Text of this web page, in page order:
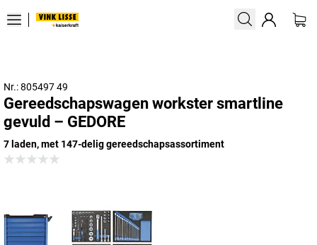
Nr.: 805497 49
Gereedschapswagen workster smartline
gevuld – GEDORE
7 laden, met 147-delig gereedschapsassortiment